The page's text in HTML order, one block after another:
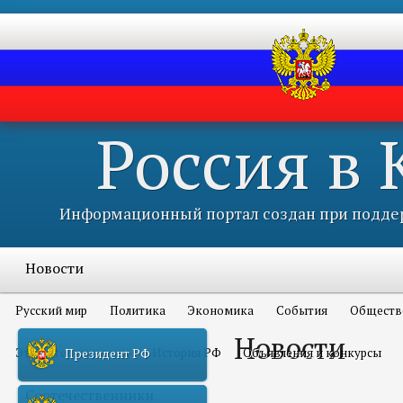
Россия в
Информационный портал создан при
Новости
Русский мир Политика Экономика События
Это интересно всем История РФ Объявления и конкурсы
Соотечественники
Президент РФ Новости